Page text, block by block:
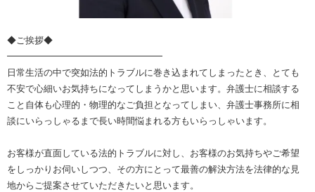
◆ご挨拶◆
━━━━━━━━━━━━━━━━━
日常生活の中で突如法的トラブルに巻き込まれてしまったとき、とても
不安で心細いお気持ちになってしまうかと思います。弁護士に相談する
こと自体も心理的・物理的なご負担となってしまい、弁護士事務所に相
談にいらっしゃるまで長い時間悩まれる方もいらっしゃいます。
お客様が直面している法的トラブルに対し、お客様のお気持ちやご希望
をしっかりお伺いしつつ、その方にとって最善の解決方法を法律的な見
地からご提案させていただきたいと思います。